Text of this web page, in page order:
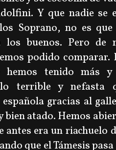
Y que nadie se
Soprano, no es
los buenos. Pero
podido comparar.
hemos tenido más
terrible y nefasta
gracias al
bien atado. Hemos
antes era un riachuelo
que el Támesis